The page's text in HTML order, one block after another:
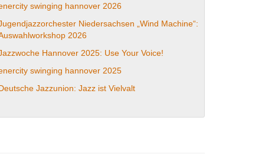
swinging hannover 2026
Niedersachsen „Wind Machine“:
2026
Hannover 2025: Use Your Voice!
swinging hannover 2025
Jazzunion: Jazz ist Vielvalt